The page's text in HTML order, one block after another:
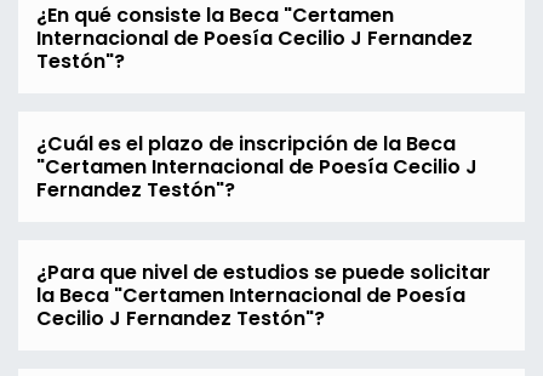
¿En qué consiste la Beca "Certamen
Internacional de Poesía Cecilio J Fernandez
Testón"?
¿Cuál es el plazo de inscripción de la Beca
"Certamen Internacional de Poesía Cecilio J
Fernandez Testón"?
¿Para que nivel de estudios se puede solicitar
la Beca "Certamen Internacional de Poesía
Cecilio J Fernandez Testón"?